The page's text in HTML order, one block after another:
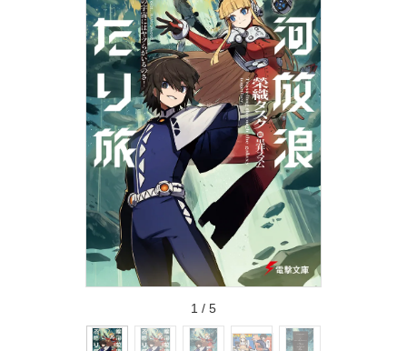
1 / 5